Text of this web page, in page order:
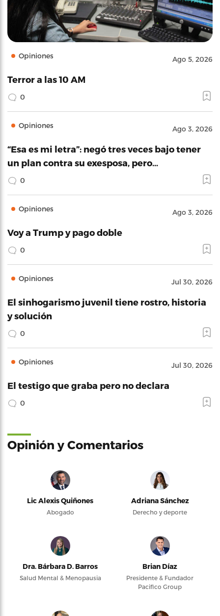
Opiniones Ago 5, 2026
Terror a las 10 AM
0
Opiniones Ago 3, 2026
“Esa es mi letra”: negó tres veces bajo tener
un plan contra su exesposa, pero…
0
Opiniones Ago 3, 2026
Voy a Trump y pago doble
0
Opiniones Jul 30, 2026
El sinhogarismo juvenil tiene rostro, historia
y solución
0
Opiniones Jul 30, 2026
El testigo que graba pero no declara
0
Opinión y Comentarios
Lic Alexis Quiñones
Abogado
Adriana Sánchez
Derecho y deporte
Dra. Bárbara D. Barros
Salud Mental & Menopausia
Brian Díaz
Presidente & Fundador
Pacifico Group